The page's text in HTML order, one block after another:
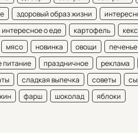
здоровый образ жизни
интересное о еде картофель кекс
мясо новинка овощи печенье
питание праздничное реклама
сладкая выпечка советы
фарш шоколад яблоки